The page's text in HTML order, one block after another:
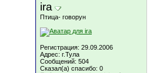
ira
Птица- говорун
Регистрация: 29.09.2006
Адрес: г.Тула
Сообщений: 504
Сказал(а) спасибо: 0